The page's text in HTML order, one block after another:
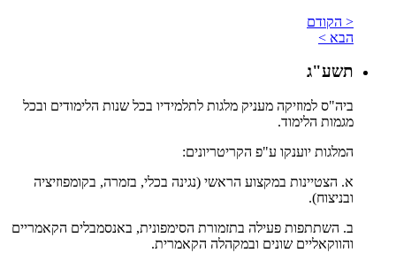
< הקודם
הבא >
תשע"ג
ביה"ס למוזיקה מעניק מלגות לתלמידיו בכל שנות הלימודים ובכל
מגמות הלימוד.
המלגות יוענקו ע"פ הקריטריונים:
א. הצטיינות במקצוע הראשי (נגינה בכלי, בזמרה, בקומפוזיציה
ובניצוח).
ב. השתתפות פעילה בתזמורת הסימפונית, באנסמבלים הקאמריים
והווקאליים שונים ובמקהלה הקאמרית.